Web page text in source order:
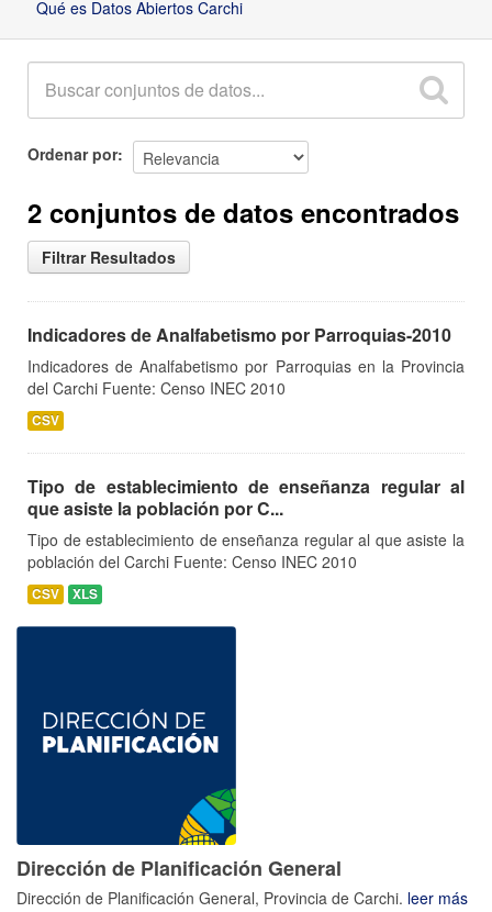
Qué es Datos Abiertos Carchi
Ordenar por
2 conjuntos de datos encontrados
Filtrar Resultados
Indicadores de Analfabetismo por Parroquias-2010
Indicadores de Analfabetismo por Parroquias en la Provincia
del Carchi Fuente: Censo INEC 2010
CSV
Tipo de establecimiento de enseñanza regular al
que asiste la población por C...
Tipo de establecimiento de enseñanza regular al que asiste la
población del Carchi Fuente: Censo INEC 2010
CSV XLS
Dirección de Planificación General
Dirección de Planificación General, Provincia de Carchi. leer más